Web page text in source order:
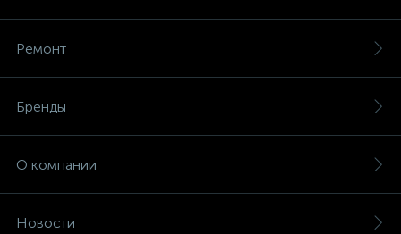
Ремонт
Бренды
О компании
Новости